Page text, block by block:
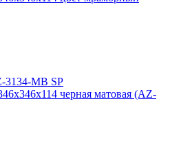
черная матовая (AZ-